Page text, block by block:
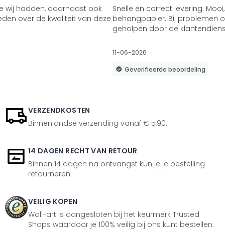
wij hadden, daarnaast ook
over de kwaliteit van deze
Snelle en correct levering.
behangpapier. Bij problemen
geholpen door de
11-06-2026
Geverifieerde beoordeling
VERZENDKOSTEN
Binnenlandse verzending vanaf € 5,90.
14 DAGEN RECHT VAN RETOUR
Binnen 14 dagen na ontvangst kun je je bestelling
retourneren.
VEILIG KOPEN
Wall-art is aangesloten bij het keurmerk Trusted
Shops waardoor je 100% veilig bij ons kunt bestellen.